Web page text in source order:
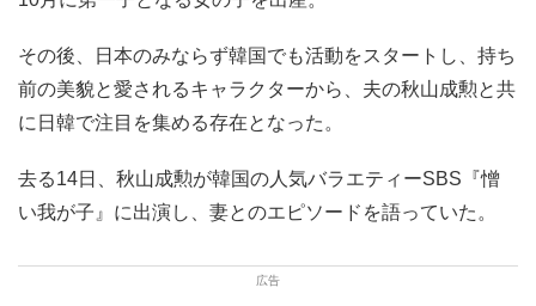
その後、日本のみならず韓国でも活動をスタートし、持ち
前の美貌と愛されるキャラクターから、夫の秋山成勲と共
に日韓で注目を集める存在となった。
去る14日、秋山成勲が韓国の人気バラエティーSBS『憎
い我が子』に出演し、妻とのエピソードを語っていた。